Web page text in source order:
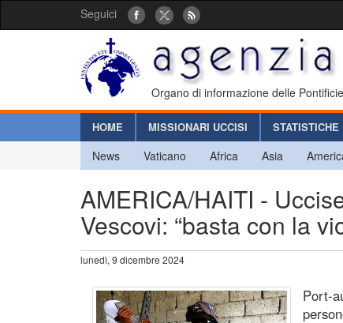
Seguici
Organo di informazione delle
HOME MISSIONARI UCCISI STATISTICHE
News Vaticano Africa Asia
AMERICA/HAITI -
Vescovi: “basta con la
lunedì, 9 dicembre 2024
Port-